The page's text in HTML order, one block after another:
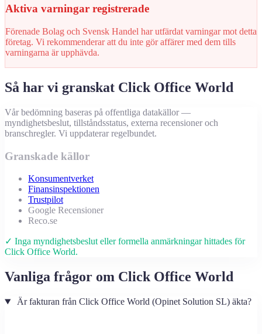
Aktiva varningar registrerade
Förenade Bolag och Svensk Handel har utfärdat varningar mot detta
företag. Vi rekommenderar att du inte gör affärer med dem tills
varningarna är upphävda.
Så har vi granskat Click Office World
Vår bedömning baseras på offentliga datakällor —
myndighetsbeslut, tillståndsstatus, externa recensioner och
branschregler. Vi uppdaterar regelbundet.
Granskade källor
Konsumentverket
Finansinspektionen
Trustpilot
Google Recensioner
Reco.se
✓ Inga myndighetsbeslut eller formella anmärkningar hittades för
Click Office World.
Vanliga frågor om Click Office World
Är fakturan från Click Office World (Opinet Solution SL) äkta?